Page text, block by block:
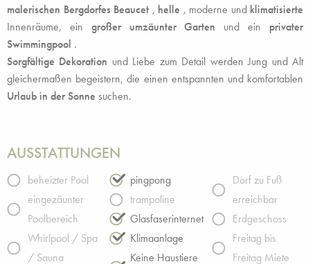
malerischen Bergdorfes Beaucet , helle , moderne und klimatisierte
Innenräume, ein großer umzäunter Garten und ein privater
Swimmingpool .
Sorgfältige Dekoration und Liebe zum Detail werden Jung und Alt
gleichermaßen begeistern, die einen entspannten und komfortablen
Urlaub in der Sonne suchen.
AUSSTATTUNGEN
beheizter Pool
eingezäunter
Poolbereich
Whirlpool / Spa
/ Sauna
pingpong
trampoline
Glasfaserinternet
Klimaanlage
Keine Haustiere
Dorf zu Fuß
erreichbar
Erdgeschoss
Freitag bis
Freitag Miete